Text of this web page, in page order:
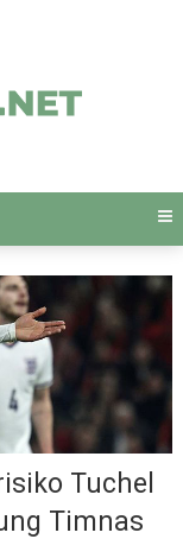
Tuchel
Timnas